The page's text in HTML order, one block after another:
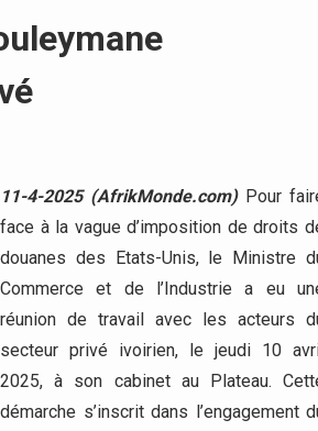
11-4-2025 (AfrikMonde.com)Pour
face à la vague d’imposition de droits
douanes des Etats-Unis, le Ministre
Commerce et de l’Industrie a eu
réunion de travail avec les acteurs
secteur privé ivoirien, le jeudi 10
2025, à son cabinet au Plateau.
démarche s’inscrit dans l’engagement